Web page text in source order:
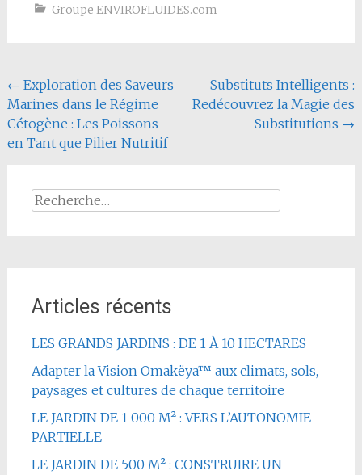
Groupe ENVIROFLUIDES.com
Navigation
de
l'article
← Exploration des Saveurs
Marines dans le Régime
Cétogène : Les Poissons
en Tant que Pilier Nutritif
Substituts Intelligents :
Redécouvrez la Magie des
Substitutions →
Rechercher :
Articles récents
LES GRANDS JARDINS : DE 1 À 10 HECTARES
Adapter la Vision Omakëya™ aux climats, sols,
paysages et cultures de chaque territoire
LE JARDIN DE 1 000 M² : VERS L’AUTONOMIE
PARTIELLE
LE JARDIN DE 500 M² : CONSTRUIRE UN